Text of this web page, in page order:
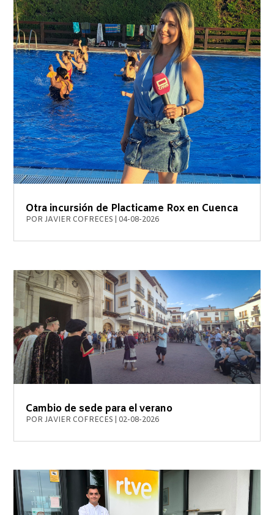
Otra incursión de Placticame Rox en Cuenca
PORJAVIER COFRECES 04-08-2026
Cambio de sede para el verano
PORJAVIER COFRECES 02-08-2026